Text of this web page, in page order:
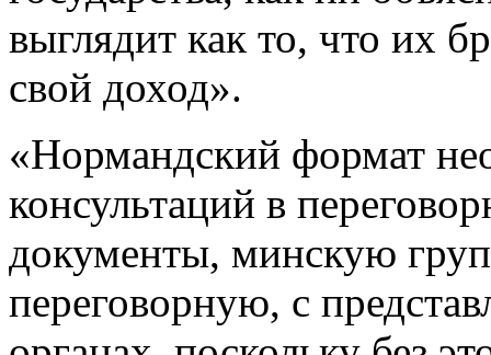
выглядит как то, что их
свой доход».
«Нормандский формат
консультаций в
документы, минскую
переговорную, с